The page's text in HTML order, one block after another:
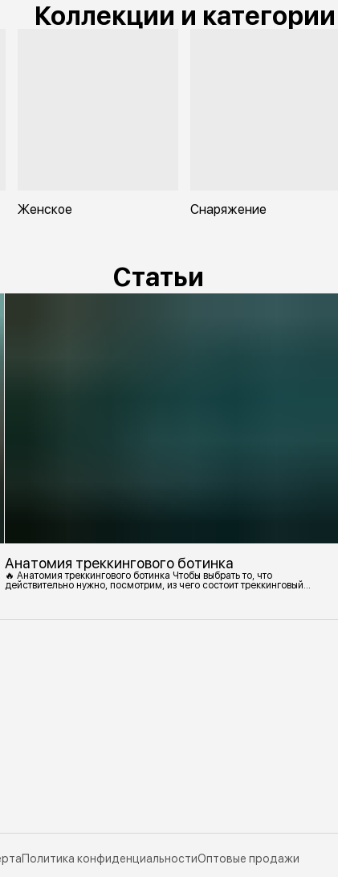
Коллекции и категории
Женское Снаряжение
Статьи
Анатомия треккингового ботинка
🔥 Анатомия треккингового ботинка Чтобы выбрать то, что
действительно нужно, посмотрим, из чего состоит треккинговый
Политика конфиденциальностиОптовые продажи